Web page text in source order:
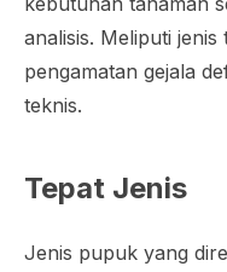
analisis. Meliputi
pengamatan gejala
teknis.
Tepat Jenis
Jenis pupuk yang